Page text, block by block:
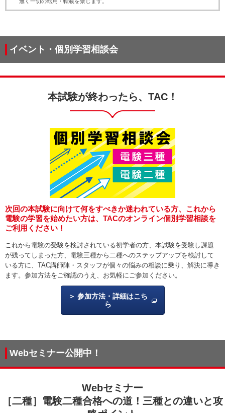
イベント・個別学習相談会
本試験が終わったら、TAC！
次回の本試験に向けて何をすべきか迷われている方、これから
電験の学習を始めたい方は、TACのオンライン個別学習相談を
ご利用ください！
これから電験の受験を検討されている初学者の方、本試験を受験し課題
が残ってしまった方、電験三種から二種へのステップアップを検討して
いる方に、TAC講師陣・スタッフが個々の悩みの相談に乗り、解決に導き
ます。 参加方法をご確認のうえ、お気軽にご参加ください。
参加方法・詳細はこち
ら
Webセミナー公開中！
Webセミナー
［二種］電験二種合格への道！三種との違いと攻